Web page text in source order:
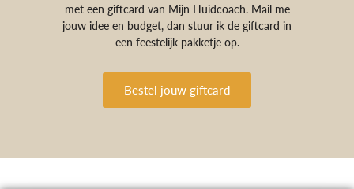
met een giftcard van Mijn Huidcoach. Mail me
jouw idee en budget, dan stuur ik de giftcard in
een feestelijk pakketje op.
Bestel jouw giftcard